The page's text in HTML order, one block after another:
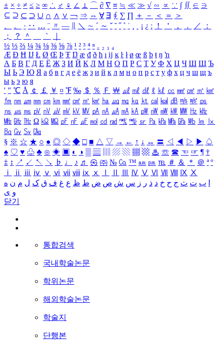
± × ÷ ≠ ≤ ≥ ∞ ∴ ♂ ♀ ∠ ⊥ ⌒ ∂ ∇ ≡ ≒ ≪ ≫ √ ∽ ∝ ∵ ∫ ∬ ∈ ∋
⊆ ⊇ ⊂ ⊃ ∪ ∩ ∧ ∨ ￢ ⇒ ⇔ ∀ ∃ ∮ ∑ ∏ ＋ － ＜ ＝
＞
、
。 · ‥ … ¨ 〃 ― ＼ ∼ ´ ～ ˇ ˘ ˝ ˚ ˙ ¸ ¡ ¿ ː ！ ＇ ， ． ／
：
；
？ ＾ ｀
½ ⅓ ⅔ ¼ ¾ ⅛ ⅜ ⅝ ⅞ ¹ ² ³ ⁴ ⁿ ₁ ₂ ₃ ₄
Æ Ð Ħ Ĳ Ł Ø Œ Þ Ŧ Ŋ æ đ ð ħ ı ĳ ĸ ŀ ł ø œ ß þ ŧ ŋ ŉ
А Б В Г Д Е Ё Ж З И Й К Л М Н О П Р С Т У Ф Х Ц Ч Ш Щ Ъ
Ы Ь Э Ю Я а б в г д е ё ж з и й к л м н о п р с т у ф х ц ч ш щ ъ
ы ь э ю я
′ ″ ℃ Å ￠ ￡ ￥ ¤ ℉ ‰ ＄ ％ Ｆ ￦ ㎕ ㎖ ㎗ ℓ ㎘ ㏄ ㎣ ㎤ ㎥ ㎦
㎙ ㎚ ㎛ ㎜ ㎝ ㎞ ㎟ ㎠ ㎡ ㎢ ㏊ ㎍ ㎎ ㎏ ㏏ ㎈ ㎉ ㏈ ㎧ ㎨ ㎰
㎱ ㎲ ㎳ ㎴ ㎵ ㎶ ㎷ ㎸ ㎹ ㎀ ㎁ ㎂ ㎃ ㎄ ㎺ ㎻ ㎽ ㎾ ㎿ ㎐ ㎑
㎒ ㎓ ㎔ Ω ㏀ ㏁ ㎊ ㎋ ㎌ ㏖ ㏅ ㎭ ㎮ ㎯ ㏛ ㎩ ㎪ ㎫ ㎬ ㏝ ㏐
㏓
㏃ ㏉ ㏜ ㏆
§ ※ ☆ ★ ○ ● ◎ ◇ ◆ □ ■ △ ▽ → ← ↑ ↓ ↔ 〓 ◁ ◀ ▷ ▶ ♤
♠ ♡ ♥ ♧ ♣ ⊙ ◈ ▣ ◐ ◑ ▒ ▤ ▨ ▧ ▦ ▩ ♨ ☏ ☎ ☜ ☞ ¶ †
‡ ↕ ↗ ↙ ↖ ↘ ♭ ♩ ♪ ♬ ㉿ ㈜ № ㏇ ™ ㏂ ㏘ ℡ ＃ ＆ ＊ ＠ ª º
ⅰ
ⅱ ⅲ ⅳ ⅴ ⅵ ⅶ ⅷ ⅸ ⅹ Ⅳ Ⅴ Ⅵ Ⅶ Ⅷ Ⅸ Ⅹ
ب ت ث ج ح خ د ذ ر ز س ش ص ض ط ظ ع غ ف ق ک ل م ن ه
و ی
닫기
통합검색
국내학술논문
학위논문
해외학술논문
학술지
단행본